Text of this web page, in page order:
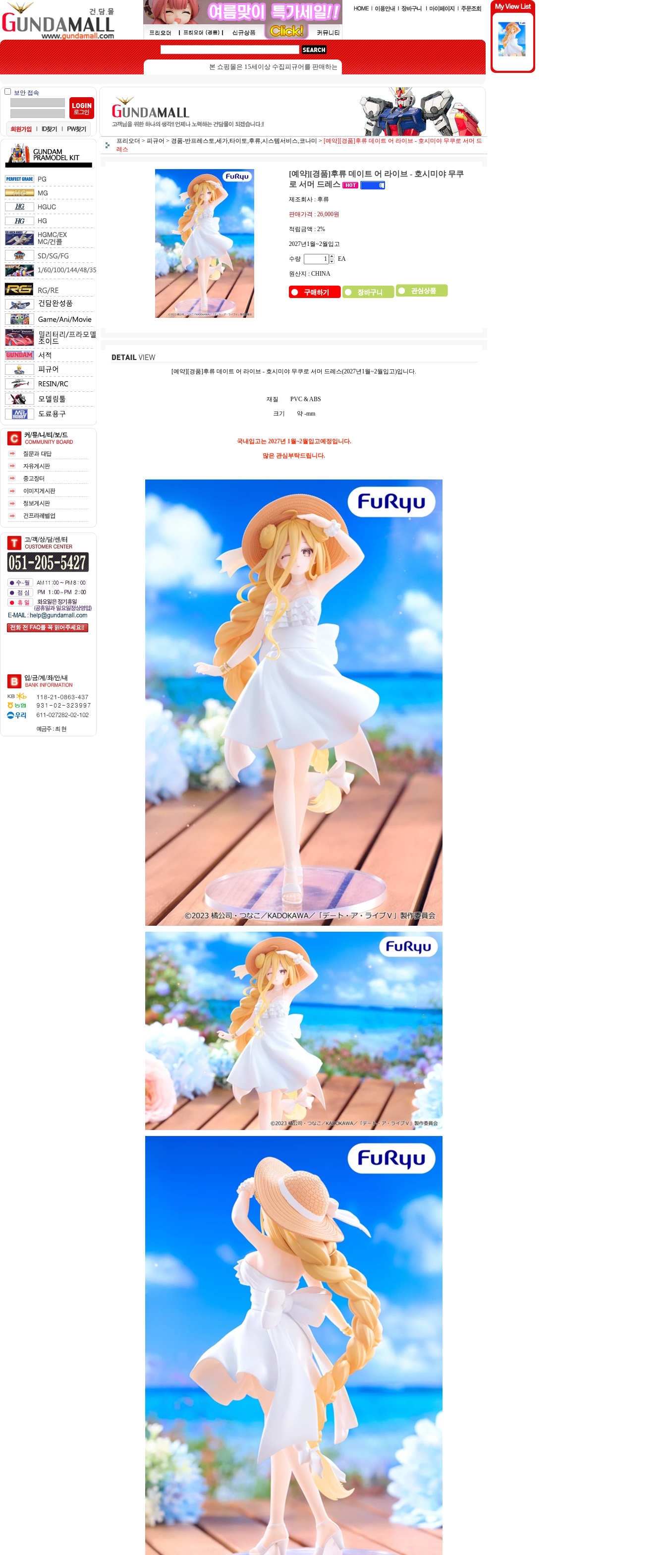
본 쇼핑몰은 15세이상 수집피규어를 판매하는 쇼핑몰입니다.
보안 접속
프리오더 > 피규어 > 경품-반프레스토,세가,타이토,후류,시스템서비스,코나미 > [예약][경품]후류 데이트 어 라이브 - 호시미야 무쿠로 서머 드
레스
[예약][경품]후류 데이트 어 라이브 - 호시미야 무쿠
로 서머 드레스
제조회사 : 후류
판매가격 : 26,000원
적립금액 : 2%
2027년1월~2월입고
수량 EA
원산지 : CHINA
[예약][경품]후류 데이트 어 라이브 - 호시미야 무쿠로 서머 드레스(2027년1월~2월입고)입니다.
재질 PVC & ABS
크기 약 -mm
국내입고는 2027년 1월~2월입고예정입니다.
많은 관심부탁드립니다.